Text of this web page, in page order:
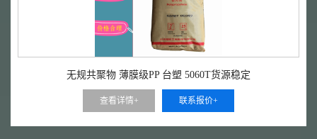
无规共聚物 薄膜级PP 台塑 5060T货源稳定
查看详情+ 联系报价+